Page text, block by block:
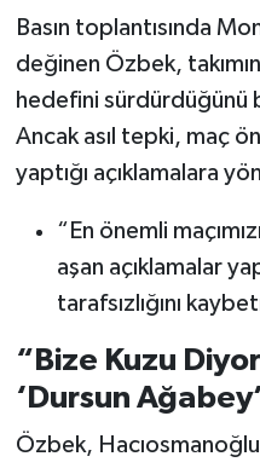
Basın toplantısında
değinen Özbek,
hedefini sürdürdüğünü
Ancak asıl tepki, maç
yaptığı açıklamalara
“En önemli
aşan açıklamalar
tarafsızlığını
“Bize Kuzu
‘Dursun
Özbek,